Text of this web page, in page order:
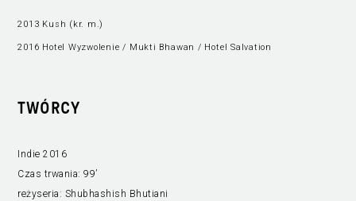
TWÓRCY
Indie 2016
Czas trwania: 99’
reżyseria: Shubhashish Bhutiani
2013 Kush (kr. m.)
2016 Hotel Wyzwolenie / Mukti Bhawan / Hotel Salvation